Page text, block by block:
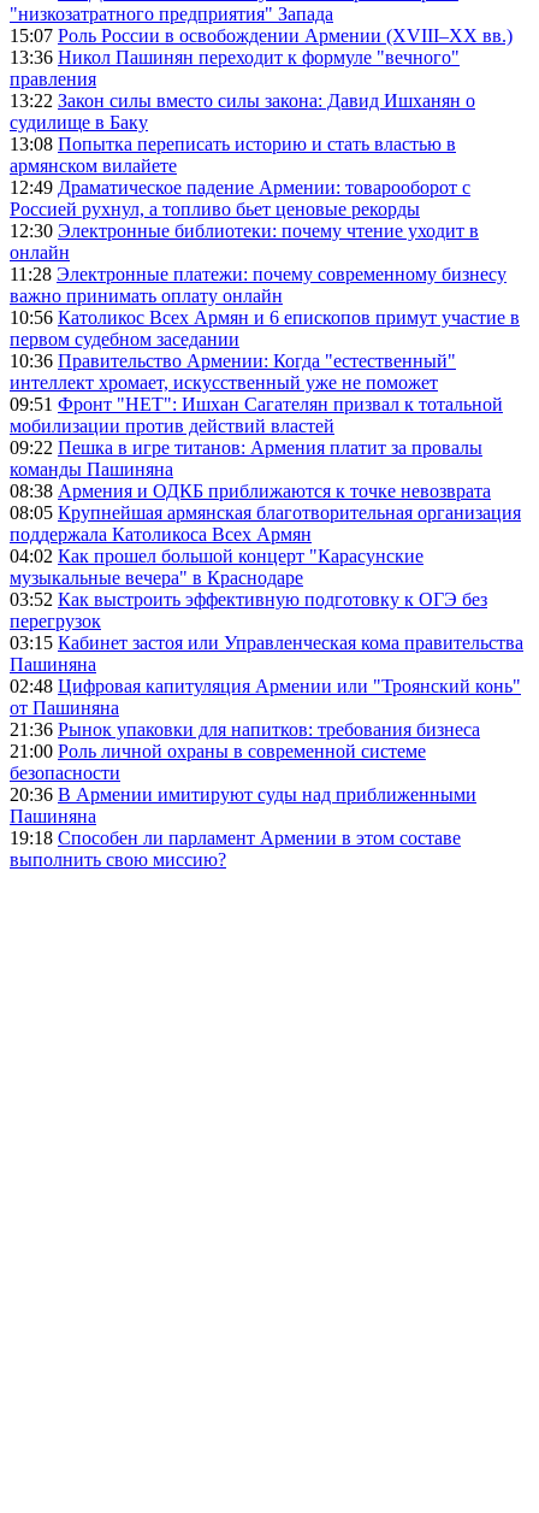
"низкозатратного предприятия" Запада
15:07 Роль России в освобождении Армении (XVIII–XX вв.)
13:36 Никол Пашинян переходит к формуле "вечного"
правления
13:22 Закон силы вместо силы закона: Давид Ишханян о
судилище в Баку
13:08 Попытка переписать историю и стать властью в
армянском вилайете
12:49 Драматическое падение Армении: товарооборот с
Россией рухнул, а топливо бьет ценовые рекорды
12:30 Электронные библиотеки: почему чтение уходит в
онлайн
11:28 Электронные платежи: почему современному бизнесу
важно принимать оплату онлайн
10:56 Католикос Всех Армян и 6 епископов примут участие в
первом судебном заседании
10:36 Правительство Армении: Когда "естественный"
интеллект хромает, искусственный уже не поможет
09:51 Фронт "НЕТ": Ишхан Сагателян призвал к тотальной
мобилизации против действий властей
09:22 Пешка в игре титанов: Армения платит за провалы
команды Пашиняна
08:38 Армения и ОДКБ приближаются к точке невозврата
08:05 Крупнейшая армянская благотворительная организация
поддержала Католикоса Всех Армян
04:02 Как прошел большой концерт "Карасунские
музыкальные вечера" в Краснодаре
03:52 Как выстроить эффективную подготовку к ОГЭ без
перегрузок
03:15 Кабинет застоя или Управленческая кома правительства
Пашиняна
02:48 Цифровая капитуляция Армении или "Троянский конь"
от Пашиняна
21:36 Рынок упаковки для напитков: требования бизнеса
21:00 Роль личной охраны в современной системе
безопасности
20:36 В Армении имитируют суды над приближенными
Пашиняна
19:18 Способен ли парламент Армении в этом составе
выполнить свою миссию?